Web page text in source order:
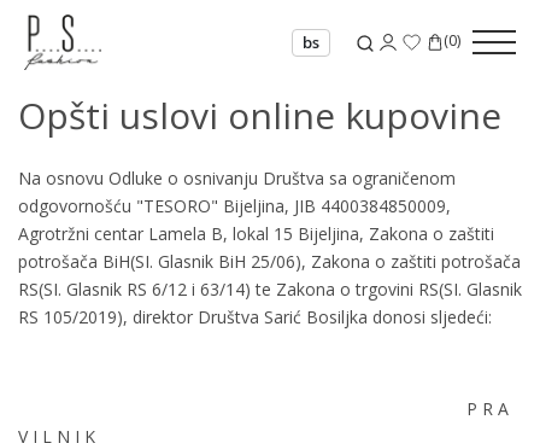
bs (0)
Opšti uslovi online kupovine
Na osnovu Odluke o osnivanju Društva sa ograničenom
odgovornošću "TESORO" Bijeljina, JIB 4400384850009,
Agrotržni centar Lamela B, lokal 15 Bijeljina, Zakona o zaštiti
potrošača BiH(SI. Glasnik BiH 25/06), Zakona o zaštiti potrošača
RS(SI. Glasnik RS 6/12 i 63/14) te Zakona o trgovini RS(SI. Glasnik
RS 105/2019), direktor Društva Sarić Bosiljka donosi sljedeći:
P R A
V I L N I K